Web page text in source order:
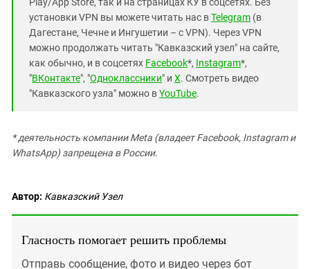
установки VPN вы можете читать нас вTelegram (в
Дагестане, Чечне и Ингушетии – с VPN). Через VPN
можно продолжать читать "Кавказский узел" на сайте,
как обычно, и в соцсетях Facebook*, Instagram*,
"ВКонтакте", "Одноклассники" и X. Смотреть видео
"Кавказского узла" можно вYouTube.
* деятельность компании Meta (владеет Facebook, Instagram и
WhatsApp) запрещена в России.
Автор: Кавказский Узел
Гласность помогает решить проблемы
Отправь сообщение, фото и видео через бот